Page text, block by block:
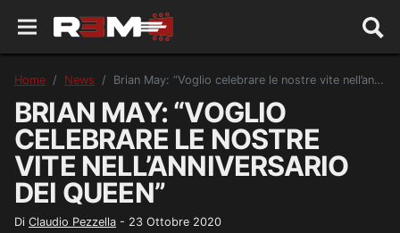
Home News Brian May: “Voglio celebrare le nostre vite nell’anniversario dei Queen”
BRIAN MAY: “VOGLIO
CELEBRARE LE NOSTRE
VITE NELL’ANNIVERSARIO
DEI QUEEN”
Di Claudio Pezzella - 23 Ottobre 2020